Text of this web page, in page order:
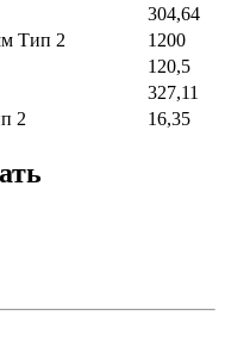
304,64
Тип 2
1200
120,5
327,11
2
16,35